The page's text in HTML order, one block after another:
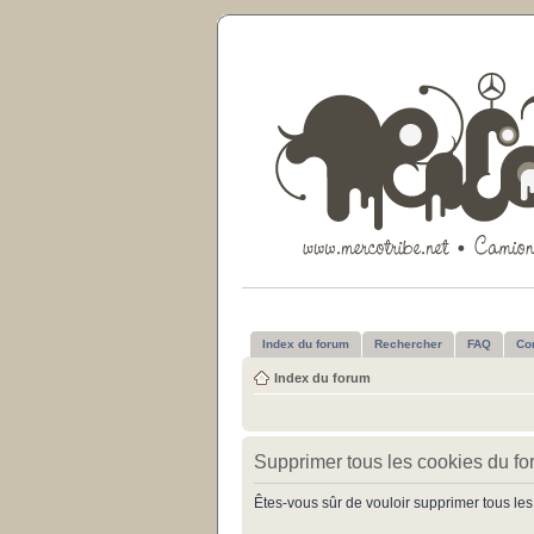
Index du forum Rechercher FAQ
Index du forum
Supprimer tous les cookies du
Êtes-vous sûr de vouloir supprimer tous